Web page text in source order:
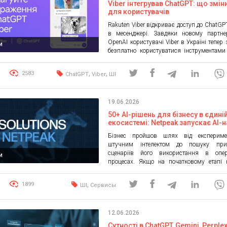
Viber інтегрував ChatGPT: що
для користувачів
Rakuten Viber відкриває доступ до
в месенджері. Завдяки новому
OpenAI користувачі Viber в Україні
безплатно користуватися
новими функціями легко
користувач Viber, навіть не маючи
2583 ChatGPT, Viber, ШІ
19.06.2026
50+ AI-рішень для бізнесу в
екосистемі: Netpeak запускає AI-
Бізнес пройшов шлях від
штучним інтелектом до пошуку
сценаріїв його використання в
процесах. Якщо на початковому етапі
контенту чи автоматизації точкових
сьогодні фокус зміщується у бік
використовують або тестують AI-агентів,
1899 ШІ , Сервисы
12.06.2026